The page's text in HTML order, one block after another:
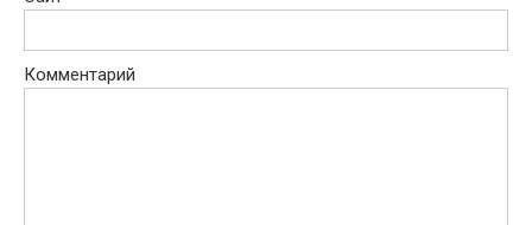
Комментарий